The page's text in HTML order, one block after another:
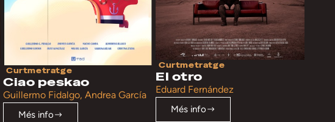
Curtmetratge
Ciao peskao
Guillermo Fidalgo, Andrea García
Més info
Curtmetratge
El otro
Eduard Fernández
Més info